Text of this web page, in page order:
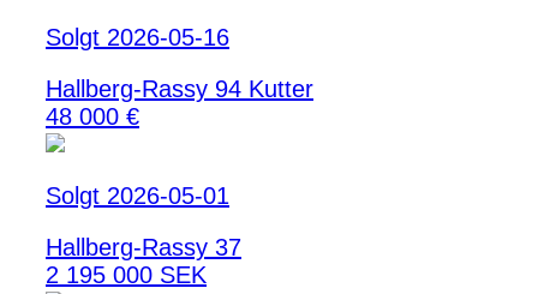
Solgt 2026-05-16
Hallberg-Rassy 94 Kutter
48 000 €
Solgt 2026-05-01
Hallberg-Rassy 37
2 195 000 SEK